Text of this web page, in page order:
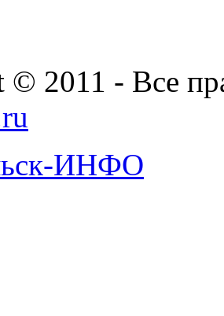
© 2011 - Все
ИНФО